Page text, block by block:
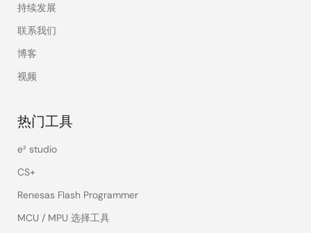
持续发展
联系我们
博客
视频
热门工具
e² studio
CS+
Renesas Flash Programmer
MCU / MPU 选择工具